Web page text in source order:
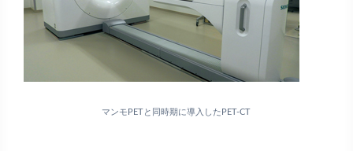
マンモPETと同時期に導入したPET-CT